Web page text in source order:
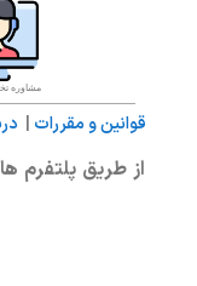
مشاوره
قوانین و مقررات
از طریق پلتفرم